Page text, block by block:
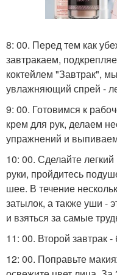
8: 00. Перед тем как
завтракаем,
коктейлем "Завтрак",
увлажняющий спрей -
9: 00. Готовимся к
крем для рук, делаем
упражнений и
10: 00. Сделайте
руки, пройдитесь
шее. В течение
затылок, а также уши -
и взяться за самые
11: 00. Второй завтрак
12: 00. Поправьте